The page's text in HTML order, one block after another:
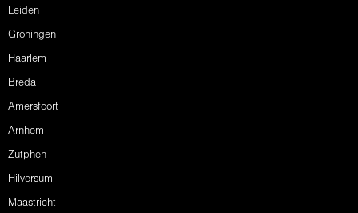
Leiden
Groningen
Haarlem
Breda
Amersfoort
Arnhem
Zutphen
Hilversum
Maastricht